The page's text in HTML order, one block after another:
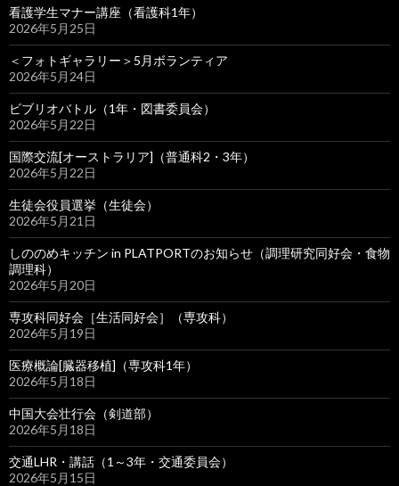
看護学生マナー講座（看護科1年）
2026年5月25日
＜フォトギャラリー＞5月ボランティア
2026年5月24日
ビブリオバトル（1年・図書委員会）
2026年5月22日
国際交流[オーストラリア]（普通科2・3年）
2026年5月22日
生徒会役員選挙（生徒会）
2026年5月21日
しののめキッチン in PLATPORTのお知らせ（調理研究同好会・食物
調理科）
2026年5月20日
専攻科同好会［生活同好会］（専攻科）
2026年5月19日
医療概論[臓器移植]（専攻科1年）
2026年5月18日
中国大会壮行会（剣道部）
2026年5月18日
交通LHR・講話（1～3年・交通委員会）
2026年5月15日